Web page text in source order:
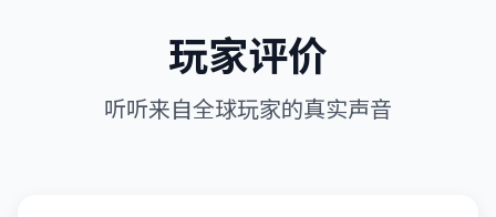
玩家评价
听听来自全球玩家的真实声音